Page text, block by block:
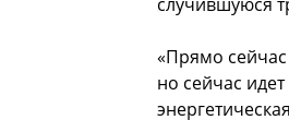
«Прямо
но сейчас